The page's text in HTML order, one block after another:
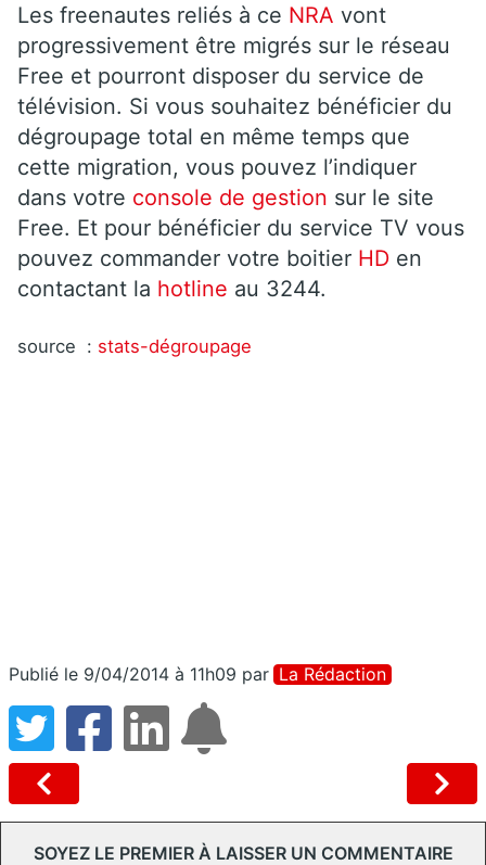
Les freenautes reliés à ce NRA vont
progressivement être migrés sur le réseau
Free et pourront disposer du service de
télévision. Si vous souhaitez bénéficier du
dégroupage total en même temps que
cette migration, vous pouvez l’indiquer
dans votre console de gestion sur le site
Free. Et pour bénéficier du service TV vous
pouvez commander votre boitier HD en
contactant la hotline au 3244.
source : stats-dégroupage
Publié le 9/04/2014 à 11h09 par La Rédaction
SOYEZ LE PREMIER À LAISSER UN COMMENTAIRE